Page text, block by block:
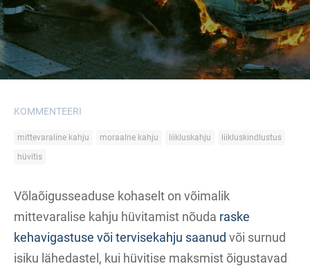
KOMMENTEERI
mittevaraline kahju moraalne kahju liikluskahju
liikluskindlustus
hüvitis
Võlaõigusseaduse kohaselt on võimalik
mittevaralise kahju hüvitamist nõuda raske
kehavigastuse või tervisekahju saanud või surnud
isiku lähedastel, kui hüvitise maksmist õigustavad